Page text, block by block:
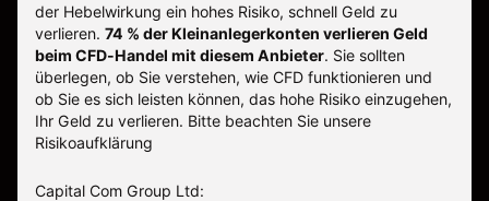
der Hebelwirkung ein hohes Risiko, schnell Geld zu
verlieren. 74 % der Kleinanlegerkonten verlieren Geld
beim CFD-Handel mit diesem Anbieter. Sie sollten
überlegen, ob Sie verstehen, wie CFD funktionieren und
ob Sie es sich leisten können, das hohe Risiko einzugehen,
Ihr Geld zu verlieren. Bitte beachten Sie unsere
Risikoaufklärung
Capital Com Group Ltd: